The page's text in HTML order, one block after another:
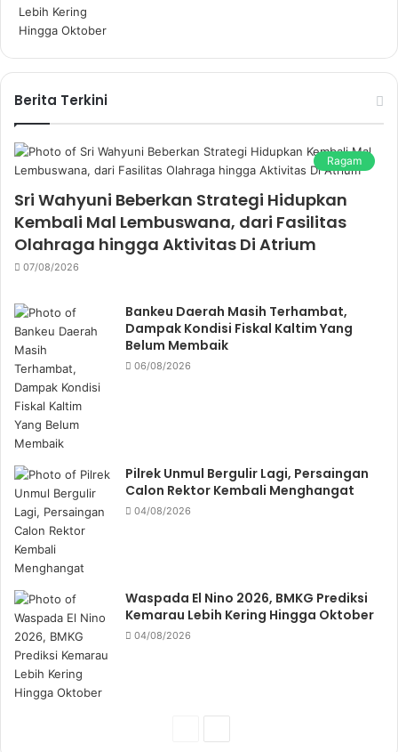
Berita Terkini
Ragam
Sri Wahyuni Beberkan Strategi Hidupkan
Kembali Mal Lembuswana, dari Fasilitas
Olahraga hingga Aktivitas Di Atrium
07/08/2026
Bankeu Daerah Masih Terhambat,
Dampak Kondisi Fiskal Kaltim Yang
Belum Membaik
06/08/2026
Pilrek Unmul Bergulir Lagi, Persaingan
Calon Rektor Kembali Menghangat
04/08/2026
Waspada El Nino 2026, BMKG Prediksi
Kemarau Lebih Kering Hingga Oktober
04/08/2026